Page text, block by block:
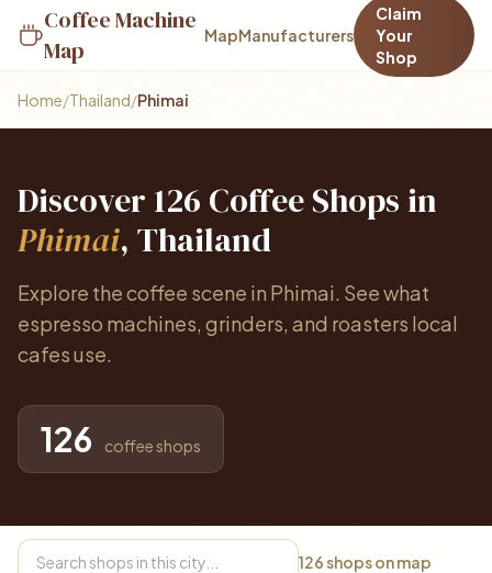
Coffee Machine
Map
MapManufacturers
Claim
Your
Shop
Home/Thailand/Phimai
Discover 126 Coffee Shops in
Phimai, Thailand
Explore the coffee scene in Phimai. See what
espresso machines, grinders, and roasters local
cafes use.
126 coffee shops
126 shops on map